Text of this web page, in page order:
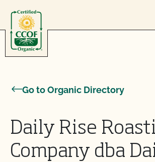
Go to Organic Directory
Daily Rise
Company dba